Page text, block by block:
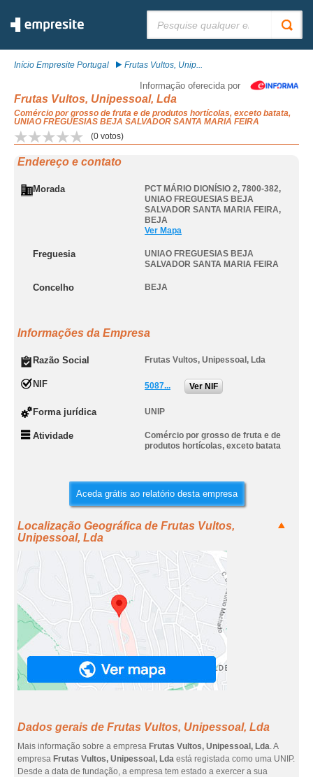
Início Empresite Portugal Frutas Vultos, Unip...
Informação oferecida por
Frutas Vultos, Unipessoal, Lda
Comércio por grosso de fruta e de produtos hortícolas, exceto batata,
UNIAO FREGUESIAS BEJA SALVADOR SANTA MARIA FEIRA
(0 votos)
Endereço e contato
Morada PCT MÁRIO DIONÍSIO 2, 7800-382,
UNIAO FREGUESIAS BEJA
SALVADOR SANTA MARIA FEIRA,
BEJA
Ver Mapa
Freguesia
UNIAO FREGUESIAS BEJA
SALVADOR SANTA MARIA FEIRA
Concelho BEJA
Informações da Empresa
Razão Social Frutas Vultos, Unipessoal, Lda
NIF 5087... Ver NIF
Forma jurídica UNIP
Atividade
Comércio por grosso de fruta e de
produtos hortícolas, exceto batata
Aceda grátis ao relatório desta empresa
Localização Geográfica de Frutas Vultos,
Unipessoal, Lda
Dados gerais de Frutas Vultos, Unipessoal, Lda
Mais informação sobre a empresa Frutas Vultos, Unipessoal, Lda. A
empresa Frutas Vultos, Unipessoal, Lda está registada como uma UNIP.
Desde a data de fundação, a empresa tem estado a exercer a sua